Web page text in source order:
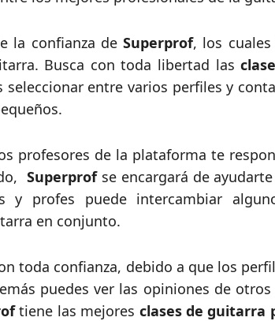
la confianza deSuperprof, los
Busca con toda libertad las
seleccionar entre varios perfiles y
profesores de la plataforma te
Superprofse encargará de
y profes puede intercambiar
en conjunto.
toda confianza, debido a que los
puedes ver las opiniones de
tiene las mejores clases de guitarra